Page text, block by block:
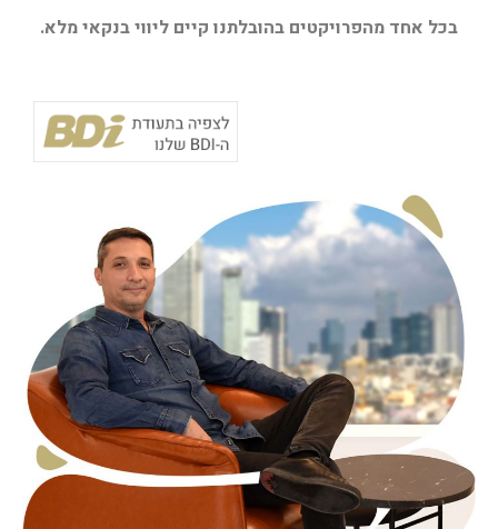
בכל אחד מהפרויקטים בהובלתנו קיים ליווי בנקאי מלא.